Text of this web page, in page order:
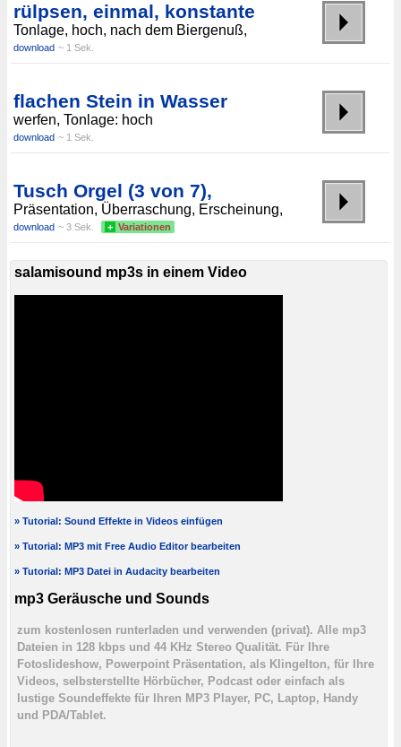
rülpsen, einmal, konstante
Tonlage, hoch, nach dem Biergenuß,
download ~ 1 Sek.
flachen Stein in Wasser
werfen, Tonlage: hoch
download ~ 1 Sek.
Tusch Orgel (3 von 7),
Präsentation, Überraschung, Erscheinung,
download ~ 3 Sek. + Variationen
salamisound mp3s in einem Video
» Tutorial: Sound Effekte in Videos einfügen
» Tutorial: MP3 mit Free Audio Editor bearbeiten
» Tutorial: MP3 Datei in Audacity bearbeiten
mp3 Geräusche und Sounds
zum kostenlosen runterladen und verwenden (privat). Alle mp3
Dateien in 128 kbps und 44 KHz Stereo Qualität. Für Ihre
Fotoslideshow, Powerpoint Präsentation, als Klingelton, für Ihre
Videos, selbsterstellte Hörbücher, Podcast oder einfach als
lustige Soundeffekte für Ihren MP3 Player, PC, Laptop, Handy
und PDA/Tablet.